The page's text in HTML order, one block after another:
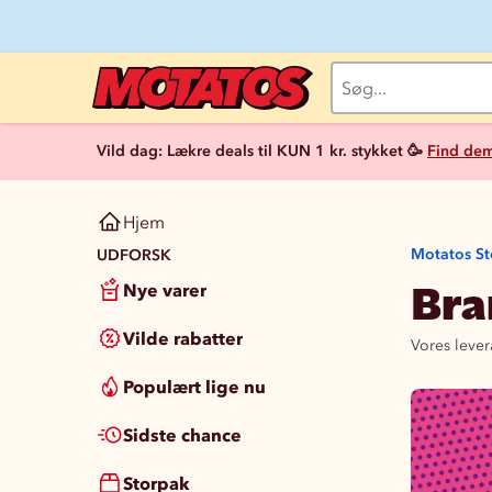
Vild dag: Lækre deals til KUN 1 kr. stykket 🥳 Find
Hjem
UDFORSK
Nye varer
Vilde rabatter
Populært lige nu
Sidste chance
Storpak
Motatos
Vores